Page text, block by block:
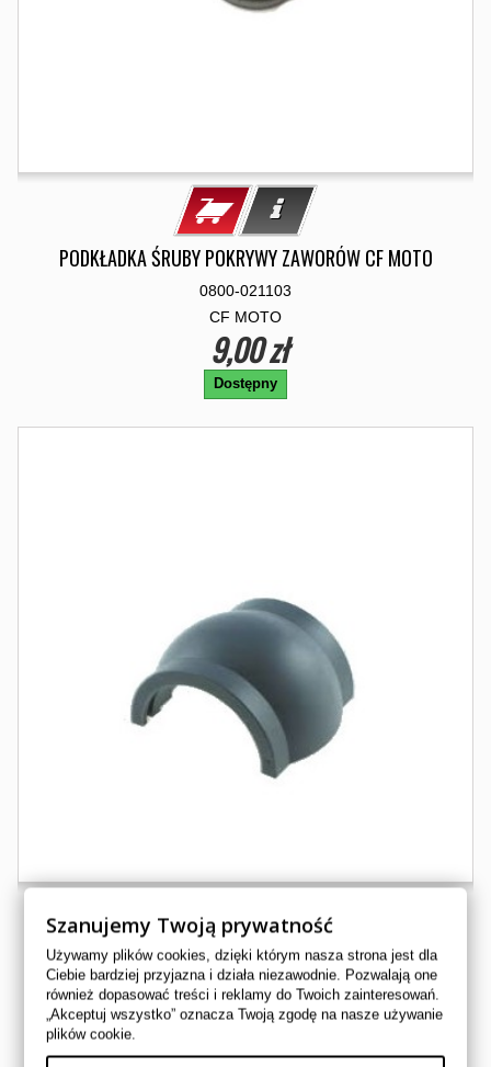
PODKŁADKA ŚRUBY POKRYWY ZAWORÓW CF MOTO
0800-021103
CF MOTO
9,00 zł
Dostępny
PANEWKA KOLUMNY KIEROWNICY CF 450 520 550...
7020-100602
CF MOTO
Szanujemy Twoją prywatność
Używamy plików cookies, dzięki którym nasza strona jest dla
Ciebie bardziej przyjazna i działa niezawodnie. Pozwalają one
również dopasować treści i reklamy do Twoich zainteresowań.
„Akceptuj wszystko” oznacza Twoją zgodę na nasze używanie
plików cookie.